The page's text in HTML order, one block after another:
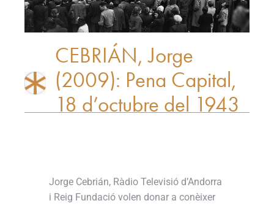
CEBRIÁN, Jorge
(2009): Pena Capital,
18 d’octubre del 1943
Jorge Cebrián, Ràdio Televisió d’Andorra
i Reig Fundació volen donar a conèixer